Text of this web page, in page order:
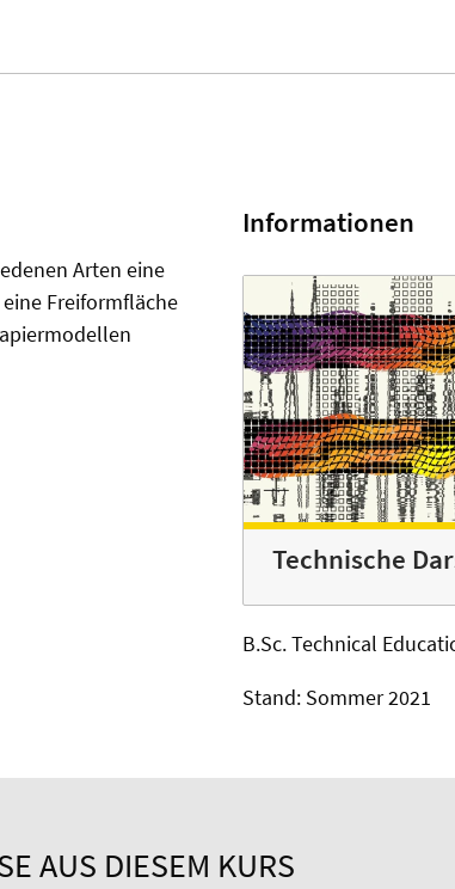
Arten eine
Freiformfläche
Informationen
Technische
B.Sc. Technical
Stand: Sommer 2021
AUS DIESEM KURS